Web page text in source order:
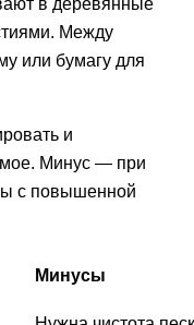
в деревянные
Между
или бумагу для
и
Минус — при
с повышенной
Минусы